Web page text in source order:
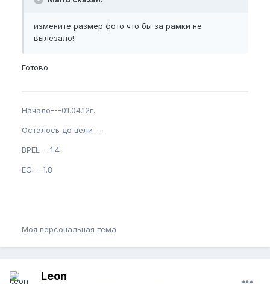
измените размер фото что бы за рамки не
вылезало!
Готово
Начало---01.04.12г.
Осталось до цели---
BPEL---1.4
EG---1.8
Моя персональная тема
Leon